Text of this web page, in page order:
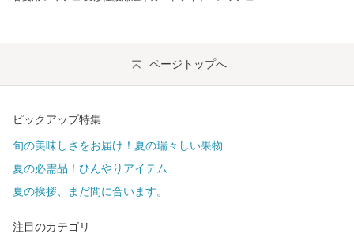
ページトップへ
ピックアップ特集
旬の美味しさをお届け！夏の瑞々しい果物
夏の必需品！ひんやりアイテム
夏の挨拶、まだ間に合います。
注目のカテゴリ